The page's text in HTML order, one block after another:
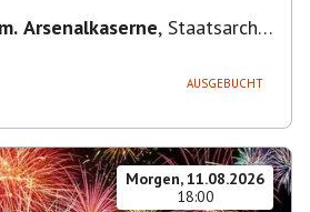
Arsenalkaserne, Staatsarchiv
AUSGEBUCHT
Morgen, 11.08.2026
18:00